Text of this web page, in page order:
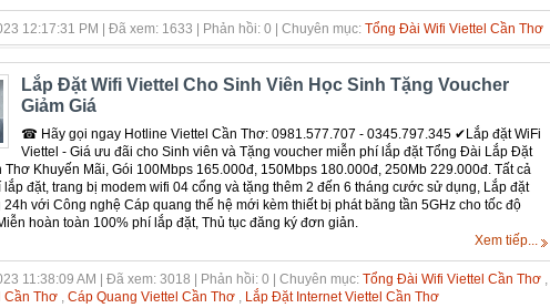
12:17:31 PM | Đã xem: 1633 | Phản hồi: 0 | Chuyên mục: Tổng Đài Wifi Viettel Cần Thơ
Lắp Đặt Wifi Viettel Cho Sinh Viên Học Sinh Tặng Voucher
Giảm Giá
☎ Hãy gọi ngay Hotline Viettel Cần Thơ: 0981.577.707 - 0345.797.345 ✔‎Lắp đặt WiFi
Viettel - Giá ưu đãi cho Sinh viên và Tặng voucher miễn phí lắp đặt Tổng Đài Lắp Đặt
Thơ Khuyến Mãi, Gói 100Mbps 165.000đ, 150Mbps 180.000đ, 250Mb 229.000đ. Tất cả
đặt, trang bị modem wifi 04 cổng và tặng thêm 2 đến 6 tháng cước sử dụng, Lắp đặt
với Công nghệ Cáp quang thế hệ mới kèm thiết bị phát băng tần 5GHz cho tốc độ
hoàn toàn 100% phí lắp đặt, Thủ tục đăng ký đơn giản.
Xem tiếp...
11:38:09 AM | Đã xem: 3018 | Phản hồi: 0 | Chuyên mục: Tổng Đài Wifi Viettel Cần Thơ ,
Cần Thơ , Cáp Quang Viettel Cần Thơ , Lắp Đặt Internet Viettel Cần Thơ